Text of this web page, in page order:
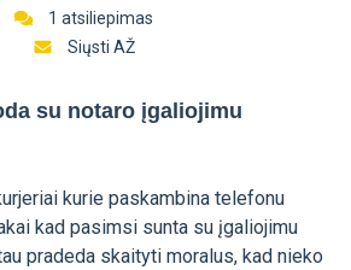
1 atsiliepimas
Siųsti AŽ
su notaro įgaliojimu
kurie paskambina telefonu
kad pasimsi sunta su įgaliojimu
pradeda skaityti moralus, kad nieko